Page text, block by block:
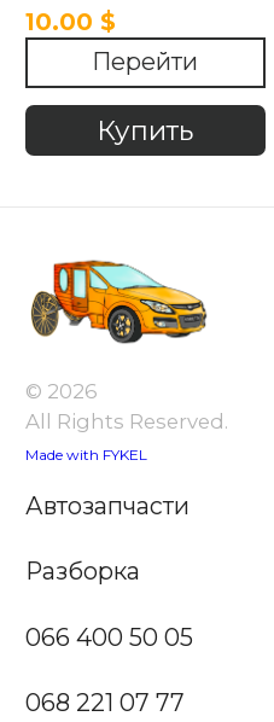
10.00 $
Перейти
Купить
© 2026
All Rights Reserved.
Made with FYKEL
Автозапчасти
Разборка
066 400 50 05
068 221 07 77